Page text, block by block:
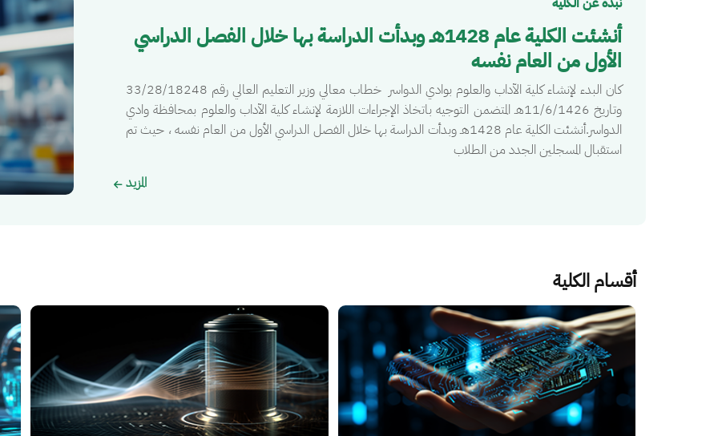
أنشئت الكلية عام 1428هـ وبدأت الدراسة بها خلال الفصل الدراسي
الأول من العام نفسه
كان البدء لإنشاء كلية الآداب والعلوم بوادي الدواسر خطاب معالي وزير التعليم العالي رقم 33/28/18248
وتاريخ 11/6/1426هـ المتضمن التوجيه باتخاذ الإجراءات اللازمة لإنشاء كلية الآداب والعلوم بمحافظة وادي
الدواسر.أنشئت الكلية عام 1428هـ وبدأت الدراسة بها خلال الفصل الدراسي الأول من العام نفسه ، حيث تم
استقبال المسجلين الجدد من الطلاب
المزيد
أقسام الكلية
الصورة الصورة